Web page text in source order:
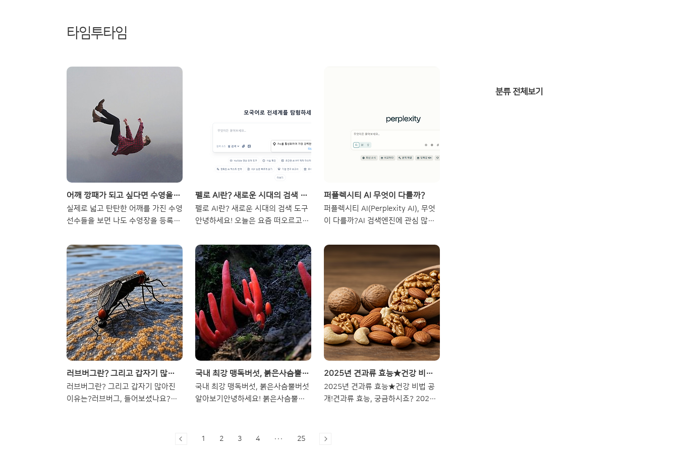
타임투타임
어깨 깡패가 되고 싶다면 수영을 하라는 말, 한 번쯤 들어보셨을 겁니다.
실제로 넓고 탄탄한 어깨를 가진 수영
선수들을 보면 나도 수영장을 등록해
속에서 팔만 몇 번 저으면 어깨가 넓
어질 수 있는 걸까요. 자연스럽게 넓
어지는 어깨의 비밀은 수영 동작에 숨
어 있습니다. 수영은 물이라는 강한
저항을 온몸으로 이겨내야 하는 전신
운동입니다. 그중에서도 어깨 관절을
둘러싼 삼각근과 회전근개는 팔을 젖
고 앞으로 뻗는 모든 순간마다 쉴 틈
없이 움직입니다. 특히 물을 밀어낼
때 광배근이 강하게 발달하면서 등판
로 훨씬 넓어 보이는 프레임이 만들어
집니다. 여기에 구부정한 자세를 펴주
는 라운드 숄더 교정 효과까지 더해지
펠로 AI란? 새로운 시대의 검색 도구
펠로 AI란? 새로운 시대의 검색 도구
안녕하세요! 오늘은 요즘 떠오르고 있
단순한 검색엔진을 넘어, 학술 자료
조사부터 보고서 작성까지 도와주는
AI 플랫폼이라 정말 유용하답니다.펠
로 AI는 특히 대학생, 연구자, 마케터
분들께 인기가 많은데요. 그 이유를
하나씩 살펴보겠습니다.펠로 AI의 핵
심 기능은?펠로 AI는 단순한 검색 엔
진이 아니라, 질문을 던지면 다양한
출처를 기반으로 맞춤형 답변을 생성
해주는 지능형 플랫폼이에요.논문 요
실시간 번역 기능까지 제공되죠. 특히
학술 논문 요약 기능은 다른 AI와 비
교할 수 없을 정도로 정교해요.▲ 펠
사용 방법은 간..
퍼플렉시티 AI 무엇이 다를까?
퍼플렉시티 AI(Perplexity AI), 무엇
이 다를까?AI 검색엔진에 관심 많으
고 있는 이유, 궁금하셨나요? 오늘은
기존 검색 엔진과는 다른 방식으로 정
보를 제공하는 퍼플렉시티 AI에 대해
소개해 드릴게요. 쉽고 정확하게 정리
해 보았습니다!퍼플렉시티 AI 개요퍼
플렉시티(Perplexity AI)는 생성형
AI 기반의 대화형 검색엔진입니다. 사
용자가 질문을 하면, 실시간으로 웹을
검색하고 요약된 보고서 형태로 결과
를 제공합니다. 기존의 검색처럼 단순
와 출처가 함께 제공돼요.2022년 오
픈AI 출신 아라빈드 스리니바스가 공
동 창업했으며, 2024년에는 기업 가
용..
러브버그란? 그리고 갑자기 많아진 이유는?
러브버그란? 그리고 갑자기 많아진
이유는?러브버그, 들어보셨나요?최
그는 이름도 생소하고, 생김새도 독특
국내 최강 맹독버섯, 붉은사슴뿔버섯 알아보기
국내 최강 맹독버섯, 붉은사슴뿔버섯
알아보기안녕하세요! 붉은사슴뿔버
에 대해 소개해 드릴게요. 이 버섯은
2025년 견과류 효능★건강 비법 공개!
2025년 견과류 효능★건강 비법 공
개!견과류 효능, 궁금하시죠? 2025
아몬드, 호두, 캐슈 등 견과류는 심장
1 2 3 4 ··· 25
분류 전체보기